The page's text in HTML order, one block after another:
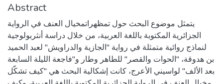
Abstract
يتمثل موضوع البحث حول تمظهراتمخيال العنف في الرواية
الجزائرية المكتوبة باللغة العربية، من خلال دراسة أنثربولوجية
لنماذج روائية متمثلة في رواية "الجازية والدراويش" لعبد الحميد
بن هدوقة، "الحوات والقصر" للطاهر وطار و"فاجعة الليلة السابعة
بعد الألف" لواسيني الأعرج، كانت إشكالية البحث هي "كيف تشكّل